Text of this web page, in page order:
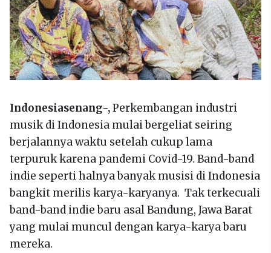
Indonesiasenang-,Perkembangan industri
musik di Indonesia mulai bergeliat seiring
berjalannya waktu setelah cukup lama
terpuruk karena pandemi Covid-19. Band-band
indie seperti halnya banyak musisi di Indonesia
bangkit merilis karya-karyanya. Tak terkecuali
band-band indie baru asal Bandung, Jawa Barat
yang mulai muncul dengan karya-karya baru
mereka.